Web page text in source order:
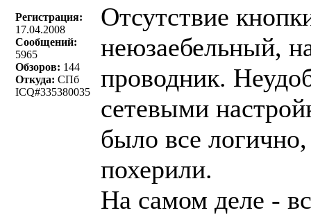
Регистрация:
17.04.2008
Сообщений:
5965
Обзоров: 144
Откуда: СПб
ICQ#335380035
Отсутствие
неюзаебельный,
проводник.
сетевыми
было все
похерили.
На самом деле -